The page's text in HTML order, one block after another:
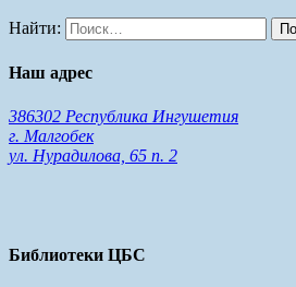
Найти:
Наш адрес
386302 Республика Ингушетия
г. Малгобек
ул. Нурадилова, 65 п. 2
Библиотеки ЦБС